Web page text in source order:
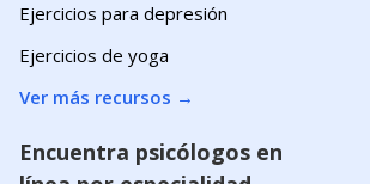
Ejercicios para depresión
Ejercicios de yoga
Ver más recursos →
Encuentra psicólogos en